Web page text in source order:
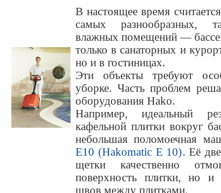
В настоящее время
самых разнообразных,
влажных помещений —
только в санаторных и
но и в гостиницах.
Эти объекты требуют
уборке. Часть проблем
оборудования Hako.
Например, идеальный
кафельной плитки вокруг
небольшая поломоечная
E10 (Hakomatic E 10). Её
щетки качественно
поверхность плитки, но и
швов между плитками.